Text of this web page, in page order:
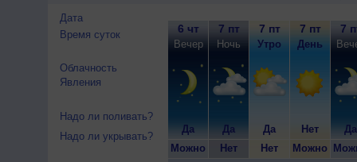
Дата
Время суток
Облачность
Явления
Надо ли поливать?
Надо ли укрывать?
6 чт
Вечер
Да
Можно
7 пт
Ночь
Да
Нет
7 пт
Утро
Да
Нет
7 пт
День
Нет
Можно
7
Да